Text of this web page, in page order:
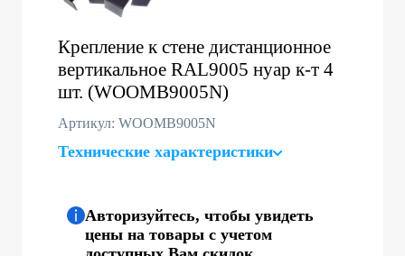
Крепление к стене дистанционное
вертикальное RAL9005 нуар к-т 4
шт. (WOOMB9005N)
Артикул: WOOMB9005N
Технические характеристики
Авторизуйтесь, чтобы увидеть
цены на товары с учетом